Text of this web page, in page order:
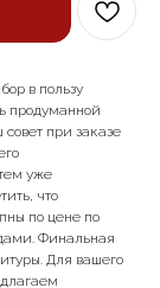
в пользу
продуманной
при заказе
уже
что
по цене по
Финальная
Для вашего